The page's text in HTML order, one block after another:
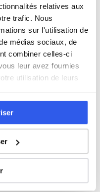
relatives aux
trafic. Nous
sur l'utilisation de
médias sociaux, de
combiner celles-ci
leur avez fournies
utilisation de leurs
Adultes)
partenaire
et alentours.
→